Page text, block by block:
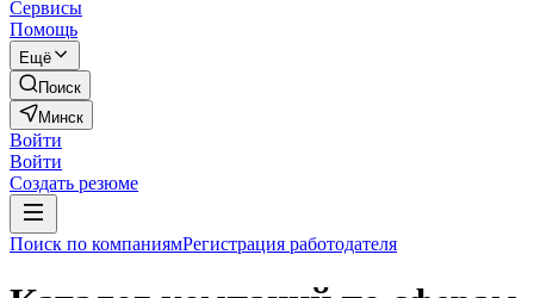
Сервисы
Помощь
Ещё
Поиск
Минск
Войти
Войти
Создать резюме
Поиск по компаниямРегистрация работодателя